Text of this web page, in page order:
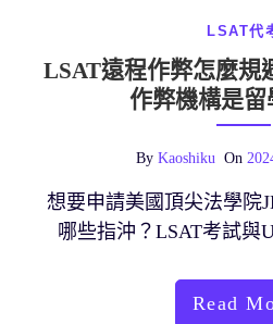
LSAT代
LSAT遠程作弊怎麼規
作弊機構是留
By Kaoshiku On
想要申請美國頂尖法學院
哪些指沖？LSAT考試與
Read